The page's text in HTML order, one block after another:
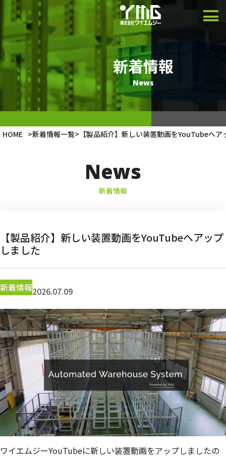
製品情報
導入事例
会社情報
最新情報
お問合せ
新着情報
News
HOME >新着情報一覧> 【製品紹介】新しい装置動画をYouTubeへア
News
新着情報
【製品紹介】新しい装置動画をYouTubeへアップ
しました
新着情報2026.07.09
ワイエムジーYouTubeに新しい装置動画をアップしましたの